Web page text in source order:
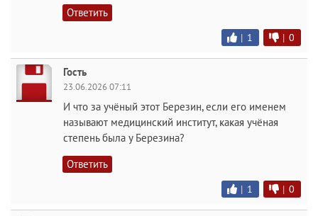
Ответить
| 1 | 0
Гость
23.06.2026 07:11
И что за учёный этот Березин, если его именем
называют медицинский институт, какая учёная
степень была у Березина?
Ответить
| 1 | 0